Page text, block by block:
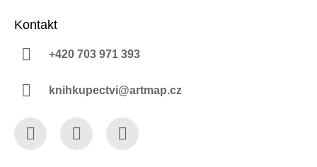
Kontakt
+420 703 971 393
knihkupectvi@artmap.cz